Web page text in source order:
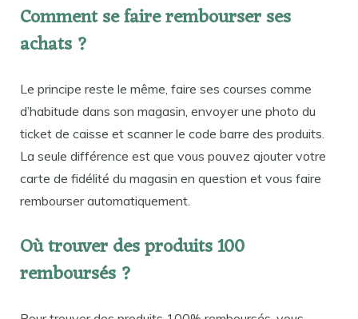
Comment se faire rembourser ses
achats ?
Le principe reste le même, faire ses courses comme
d’habitude dans son magasin, envoyer une photo du
ticket de caisse et scanner le code barre des produits.
La seule différence est que vous pouvez ajouter votre
carte de fidélité du magasin en question et vous faire
rembourser automatiquement.
Où trouver des produits 100
remboursés ?